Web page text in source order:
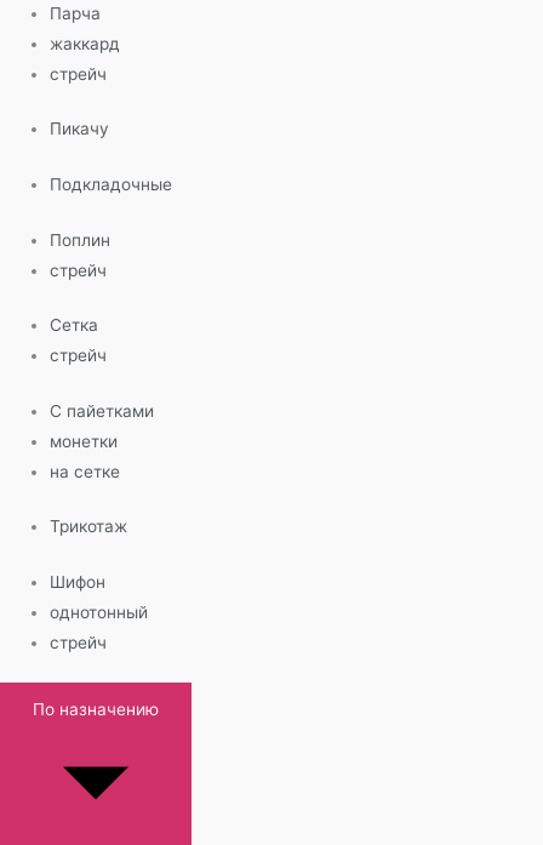
Парча
жаккард
стрейч
Пикачу
Подкладочные
Поплин
стрейч
Сетка
стрейч
С пайетками
монетки
на сетке
Трикотаж
Шифон
однотонный
стрейч
По назначению